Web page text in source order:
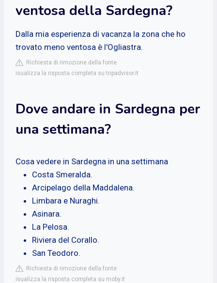
ventosa della Sardegna?
Dalla mia esperienza di vacanza la zona che ho
trovato meno ventosa è l'Ogliastra.
Richiesta di rimozione della fonte
isualizza la risposta completa su tripadvisor.it
Dove andare in Sardegna per
una settimana?
Cosa vedere in Sardegna in una settimana
Costa Smeralda.
Arcipelago della Maddalena.
Limbara e Nuraghi.
Asinara.
La Pelosa.
Riviera del Corallo.
San Teodoro.
Richiesta di rimozione della fonte
isualizza la risposta completa su moby.it